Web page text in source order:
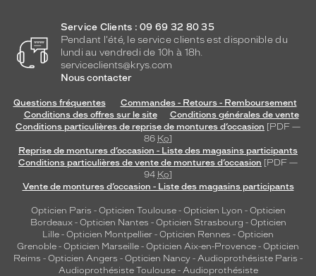
Service Clients : 09 69 32 80 35
Pendant l'été, le service clients est disponible du
lundi au vendredi de 10h à 18h.
serviceclients@krys.com
Nous contacter
Questions fréquentes
Commandes - Retours - Remboursement
Conditions des offres sur le site
Conditions générales de vente
Conditions particulières de reprise de montures d’occasion [PDF —
86 Ko]
Reprise de montures d’occasion - Liste des magasins participants
Conditions particulières de vente de montures d’occasion [PDF —
94 Ko]
Vente de montures d’occasion - Liste des magasins participants
Opticien Paris - Opticien Toulouse- Opticien Lyon - Opticien
Bordeaux- Opticien Nantes - Opticien Strasbourg - Opticien
Lille - Opticien Montpellier - Opticien Rennes - Opticien
Grenoble - Opticien Marseille - Opticien Aix-en-Provence - Opticien
Reims - Opticien Angers - Opticien Nancy - Audioprothésiste Paris -
Audioprothésiste Toulouse- Audioprothésiste